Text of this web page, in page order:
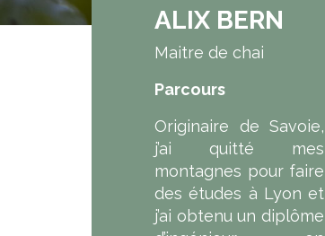
ALIX BERN
Maitre de chai
Parcours
Originaire de Savoie,
j’ai quitté mes
montagnes pour faire
des études à Lyon et
j’ai obtenu un diplôme